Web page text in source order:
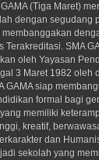
(Tiga Maret)
dengan segudang
membanggakan
Terakreditasi. SMA
oleh Yayasan
3 Maret 1982 oleh
GAMA siap
formal bagi
memiliki
kreatif,
dan
sekolah yang